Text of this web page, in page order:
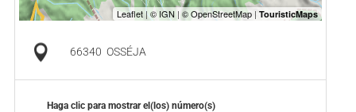
66340 OSSÉJA
Haga clic para mostrar el(los) número(s)